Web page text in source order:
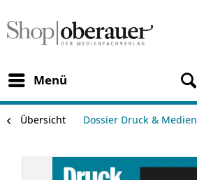
Menü
Übersicht Dossier Druck & Medien